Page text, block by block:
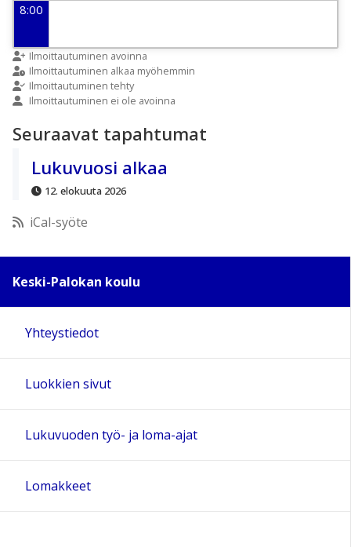
8:00
9:00
10:00
12:00
15:00
16:00
17:00
18:00
Ilmoittautuminen avoinna
Ilmoittautuminen alkaa myöhemmin
Ilmoittautuminen tehty
Ilmoittautuminen ei ole avoinna
Seuraavat tapahtumat
Lukuvuosi alkaa
12. elokuuta 2026
iCal-syöte
Keski-Palokan koulu
Yhteystiedot
Luokkien sivut
Lukuvuoden työ- ja loma-ajat
Lomakkeet